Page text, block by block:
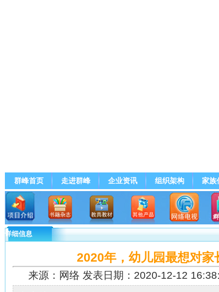
群峰首页 走进群峰 企业资讯 组织架构 家族
群峰直播
详细信息
2020年，幼儿园最想对家
来源：网络 发表日期：2020-12-12